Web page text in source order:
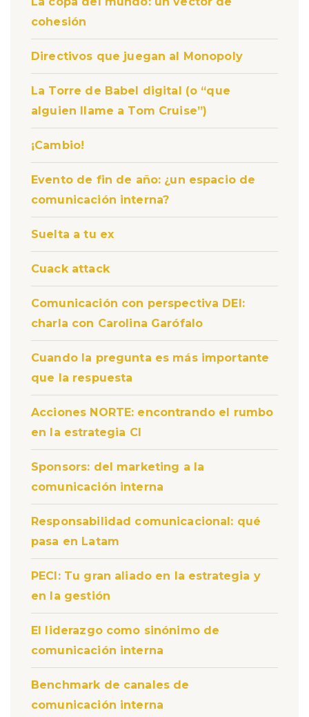
cohesión
Directivos que juegan al Monopoly
La Torre de Babel digital (o “que
alguien llame a Tom Cruise”)
¡Cambio!
Evento de fin de año: ¿un espacio de
comunicación interna?
Suelta a tu ex
Cuack attack
Comunicación con perspectiva DEI:
charla con Carolina Garófalo
Cuando la pregunta es más importante
que la respuesta
Acciones NORTE: encontrando el rumbo
en la estrategia CI
Sponsors: del marketing a la
comunicación interna
Responsabilidad comunicacional: qué
pasa en Latam
PECI: Tu gran aliado en la estrategia y
en la gestión
El liderazgo como sinónimo de
comunicación interna
Benchmark de canales de
comunicación interna